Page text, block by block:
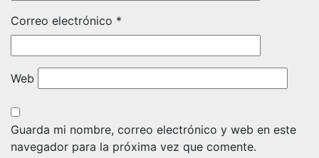
Correo electrónico *
Web
Guarda mi nombre, correo electrónico y web en este
navegador para la próxima vez que comente.